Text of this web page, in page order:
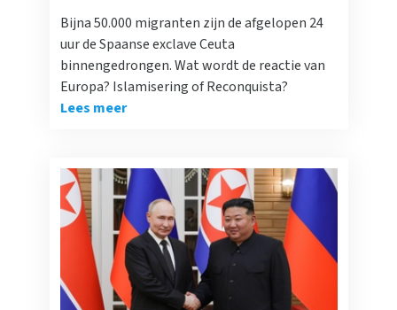
Bijna 50.000 migranten zijn de afgelopen 24
uur de Spaanse exclave Ceuta
binnengedrongen. Wat wordt de reactie van
Europa? Islamisering of Reconquista?
Lees meer